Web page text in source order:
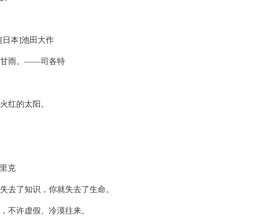
本]池田大作
甘雨。——司各特
红的太阳。
克
去了知识，你就失去了生命。
不许虚假、冷漠往来。